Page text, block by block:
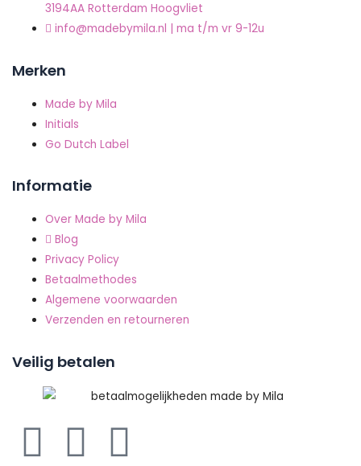
3194AA Rotterdam Hoogvliet
info@madebymila.nl | ma t/m vr 9-12u
Merken
Made by Mila
Initials
Go Dutch Label
Informatie
Over Made by Mila
Blog
Privacy Policy
Betaalmethodes
Algemene voorwaarden
Verzenden en retourneren
Veilig betalen
F P I